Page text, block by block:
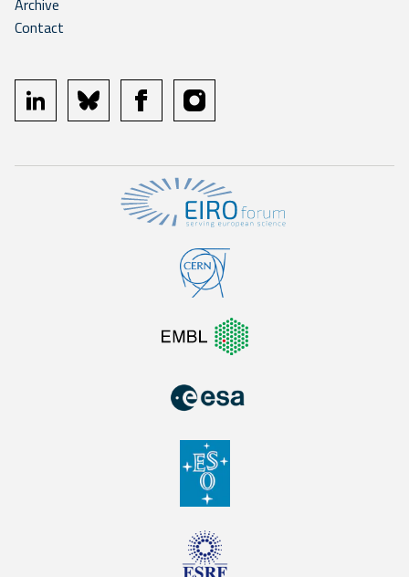
Archive
Contact
linkedin bluesky facebookinstagram